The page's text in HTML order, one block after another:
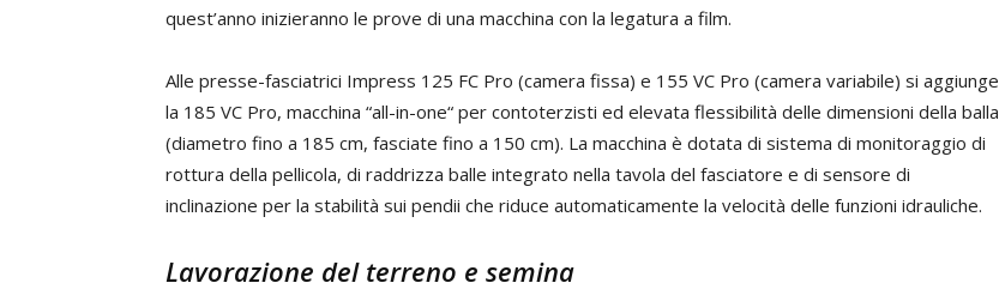
quest’anno inizieranno le prove di una macchina con la legatura a film.
Alle presse-fasciatrici Impress 125 FC Pro (camera fissa) e 155 VC Pro (camera variabile) si aggiunge
la 185 VC Pro, macchina “all-in-one“ per contoterzisti ed elevata flessibilità delle dimensioni della balla
(diametro fino a 185 cm, fasciate fino a 150 cm). La macchina è dotata di sistema di monitoraggio di
rottura della pellicola, di raddrizza balle integrato nella tavola del fasciatore e di sensore di
inclinazione per la stabilità sui pendii che riduce automaticamente la velocità delle funzioni idrauliche.
Lavorazione del terreno e semina